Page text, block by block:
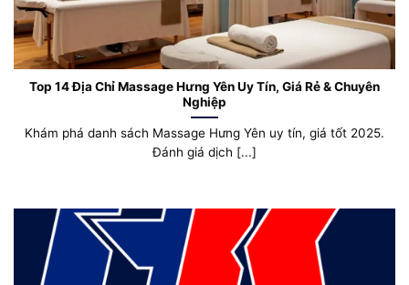
Top 14 Địa Chỉ Massage Hưng Yên Uy Tín, Giá Rẻ & Chuyên
Nghiệp
Khám phá danh sách Massage Hưng Yên uy tín, giá tốt 2025.
Đánh giá dịch [...]